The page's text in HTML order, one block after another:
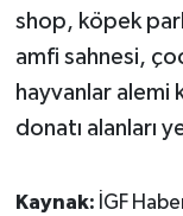
shop, köpek
amfi sahnesi,
hayvanlar alemi
donatı alanları
Kaynak: İGF